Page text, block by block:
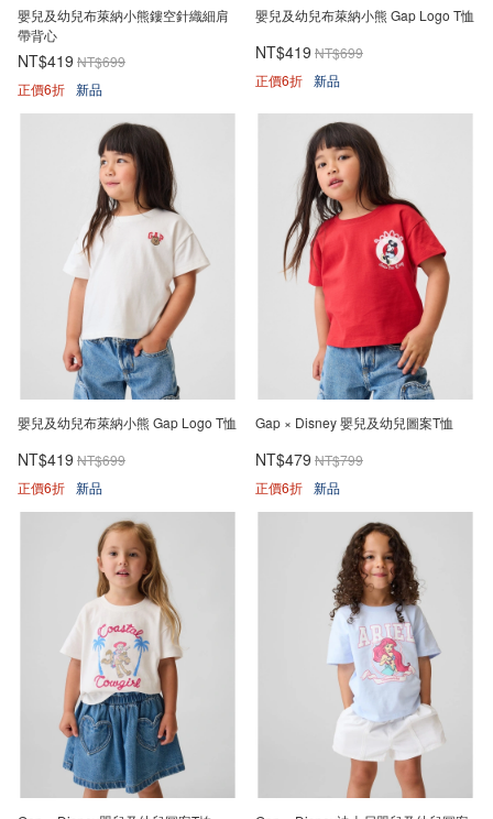
嬰兒及幼兒布萊納小熊鏤空針織細肩
帶背心
NT$419 NT$699
正價6折 新品
嬰兒及幼兒布萊納小熊 Gap Logo T恤
NT$419 NT$699
正價6折 新品
嬰兒及幼兒布萊納小熊 Gap Logo T恤
NT$419 NT$699
正價6折 新品
Gap × Disney 嬰兒及幼兒圖案T恤
NT$479 NT$799
正價6折 新品